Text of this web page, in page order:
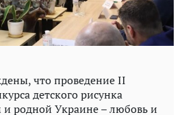
что проведение ІІ
детского рисунка
родной Украине – любовь и